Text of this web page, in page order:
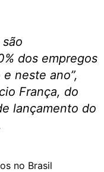
dos empregos
neste ano”,
França, do
lançamento do
no Brasil